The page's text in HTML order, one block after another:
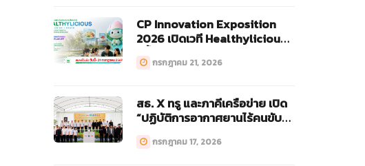
CP Innovation Exposition
2026 เปิดเวที Healthylicious
กรกฎาคม 21, 2026
สธ. X ทรู และภาคีเครือข่าย เปิด
“ปฏิบัติการอากาศยานไร้คนขับ
กรกฎาคม 17, 2026